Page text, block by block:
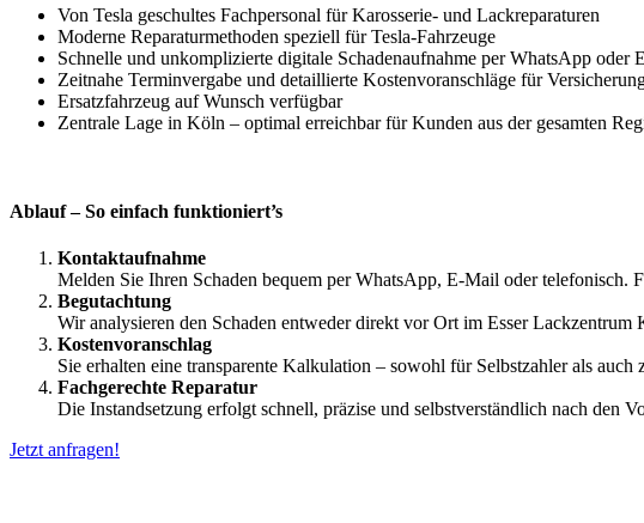
Von Tesla geschultes Fachpersonal für Karosserie- und Lackreparaturen
Moderne Reparaturmethoden speziell für Tesla-Fahrzeuge
Schnelle und unkomplizierte digitale Schadenaufnahme per WhatsApp oder
Zeitnahe Terminvergabe und detaillierte Kostenvoranschläge für
Ersatzfahrzeug auf Wunsch verfügbar
Zentrale Lage in Köln – optimal erreichbar für Kunden aus der gesamten
Ablauf – So einfach funktioniert’s
Kontaktaufnahme
Melden Sie Ihren Schaden bequem per WhatsApp, E-Mail oder telefonisch.
Begutachtung
Wir analysieren den Schaden entweder direkt vor Ort im Esser
Kostenvoranschlag
Sie erhalten eine transparente Kalkulation – sowohl für Selbstzahler als
Fachgerechte Reparatur
Die Instandsetzung erfolgt schnell, präzise und selbstverständlich nach den
Jetzt anfragen!